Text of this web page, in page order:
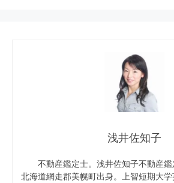
浅井佐知子
不動産鑑定士。浅井佐知子不動産鑑
北海道網走郡美幌町出身。上智短期大